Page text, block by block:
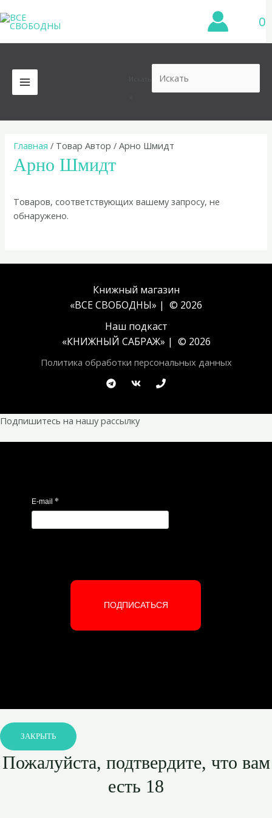
к
содержимому
0
MAIN
MENU
Главная / Товар Автор / Арно Шмидт
Арно Шмидт
Товаров, соответствующих вашему запросу, не
обнаружено.
Книжный магазин
«ВСЕ СВОБОДНЫ» | © 2026
Наш подкаст
«КНИЖНЫЙ САБРАЖ» | © 2026
Политика обработки персональных данных
Подпишитесь на нашу рассылку
E-mail *
ПОДПИСАТЬСЯ
ЗАКРЫТЬ
Пожалуйста, подтвердите, что вам
есть 18